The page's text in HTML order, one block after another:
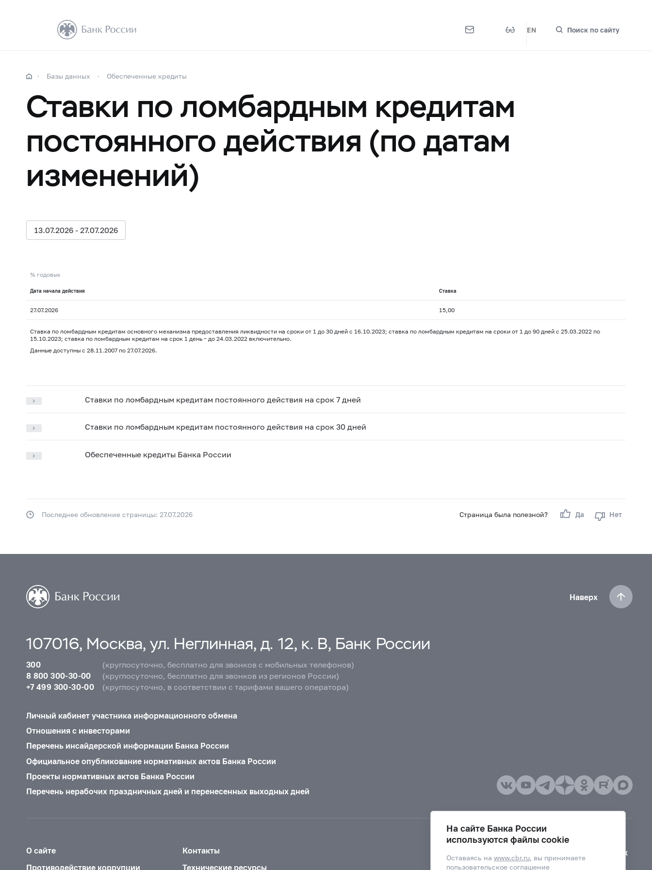
EN Поиск по сайту
Базы данных Обеспеченные кредиты
Ставки по ломбардным кредитам
постоянного действия (по датам
изменений)
13.07.2026 - 27.07.2026
% годовых
Дата начала действия Ставка
27.07.2026 15,00
Ставка по ломбардным кредитам основного механизма предоставления ликвидности на сроки от 1 до 30 дней с 16.10.2023; ставка по ломбардным кредитам на сроки от 1 до 90 дней с 25.03.2022 по
15.10.2023; ставка по ломбардным кредитам на срок 1 день – до 24.03.2022 включительно.
Данные доступны с 28.11.2007 по 27.07.2026.
Ставки по ломбардным кредитам постоянного действия на срок 7 дней
Ставки по ломбардным кредитам постоянного действия на срок 30 дней
Обеспеченные кредиты Банка России
Страница была полезной? Да Нет
Последнее обновление страницы: 27.07.2026
Наверх
107016, Москва, ул. Неглинная, д. 12, к. В, Банк России
300
(круглосуточно, бесплатно для звонков с мобильных телефонов)
8 800 300-30-00
(круглосуточно, бесплатно для звонков из регионов России)
+7 499 300-30-00
(круглосуточно, в соответствии с тарифами вашего оператора)
Личный кабинет участника информационного обмена
Отношения с инвесторами
Перечень инсайдерской информации Банка России
Официальное опубликование нормативных актов Банка России
Проекты нормативных актов Банка России
Перечень нерабочих праздничных дней и перенесенных выходных дней
О сайте
Контакты
Противодействие коррупции
Технические ресурсы
Версия для слабовидящих
На сайте Банка России
используются файлы cookie
Оставаясь наwww.cbr.ru, вы принимаете
пользовательское соглашение